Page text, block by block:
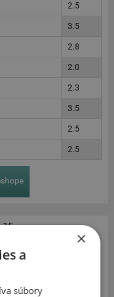
2.5
3.5
2.8
2.0
2.3
3.5
2.5
2.5
15
×
a
súbory